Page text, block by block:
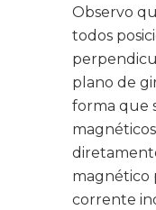
Observo
todos
plano de
forma que
magnético
corrente